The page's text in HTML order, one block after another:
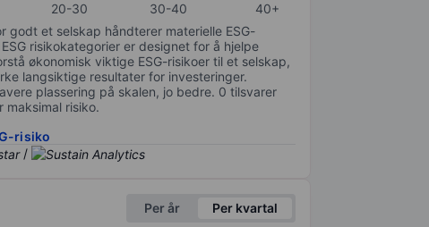
20-30 30-40
40+
godt et selskap håndterer materielle ESG-
risikokategorier er designet for å hjelpe
økonomisk viktige ESG-risikoer til et selskap,
langsiktige resultater for investeringer.
plassering på skalen, jo bedre. 0 tilsvarer
maksimal risiko.
risiko
/
Per år Per kvartal